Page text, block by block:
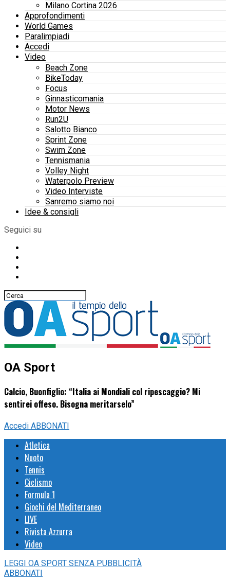
Milano Cortina 2026
Approfondimenti
World Games
Paralimpiadi
Accedi
Video
Beach Zone
BikeToday
Focus
Ginnasticomania
Motor News
Run2U
Salotto Bianco
Sprint Zone
Swim Zone
Tennismania
Volley Night
Waterpolo Preview
Video Interviste
Sanremo siamo noi
Idee & consigli
Seguici su
OA Sport
Calcio, Buonfiglio: “Italia ai Mondiali col ripescaggio? Mi
sentirei offeso. Bisogna meritarselo”
Accedi ABBONATI
Atletica
Nuoto
Tennis
Ciclismo
Formula 1
Giochi del Mediterraneo
LIVE
Rivista Azzurra
Video
LEGGI OA SPORT SENZA PUBBLICITÀ
ABBONATI